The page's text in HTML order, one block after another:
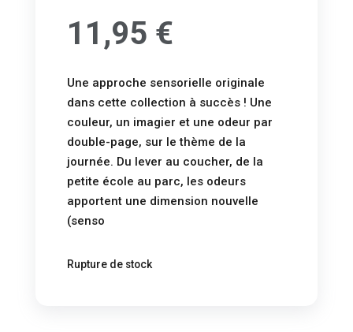
11,95 €
Une approche sensorielle originale
dans cette collection à succès ! Une
couleur, un imagier et une odeur par
double-page, sur le thème de la
journée. Du lever au coucher, de la
petite école au parc, les odeurs
apportent une dimension nouvelle
(senso
Rupture de stock